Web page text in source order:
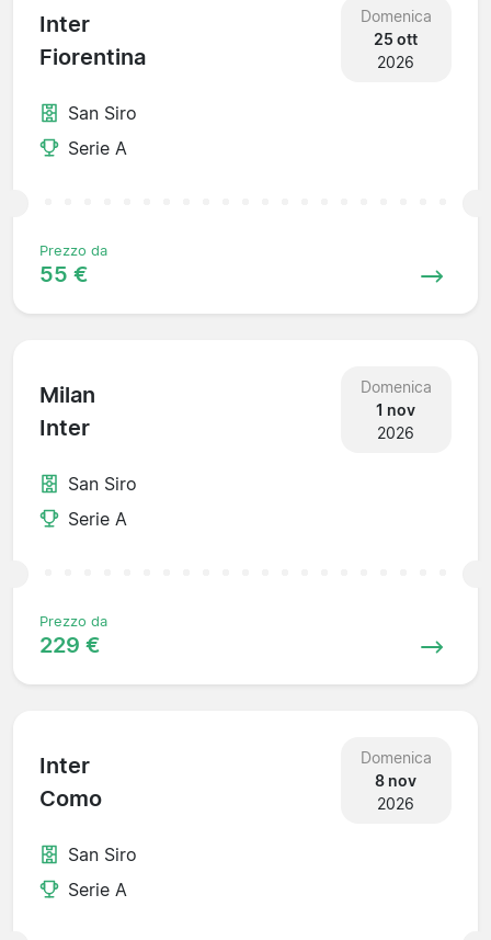
Inter
Fiorentina
Domenica
25 ott
2026
San Siro
Serie A
Prezzo da
55 €
Milan
Inter
Domenica
1 nov
2026
San Siro
Serie A
Prezzo da
229 €
Inter
Como
Domenica
8 nov
2026
San Siro
Serie A